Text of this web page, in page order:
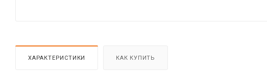
ХАРАКТЕРИСТИКИ КАК КУПИТЬ